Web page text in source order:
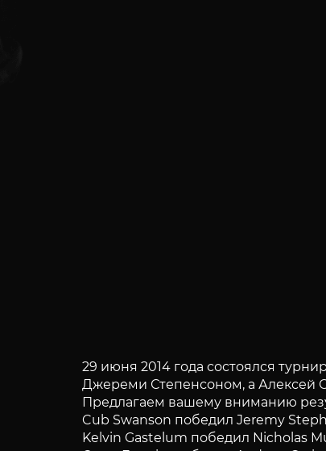
29 июня 2014 года состоялся
Джереми Степенсоном, а Алексей
Предлагаем вашему вниманию
Cub Swanson победил Jeremy
Kelvin Gastelum победил Nicholas